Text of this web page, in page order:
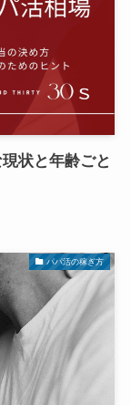
状と年齢ごと
パパ活の稼ぎ方